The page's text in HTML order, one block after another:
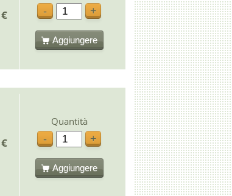
-
+
Aggiungere
Quantità
-
+
Aggiungere